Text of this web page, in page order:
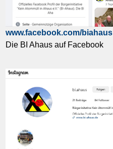
www.facebook.com/biahaus
Die BI Ahaus auf Facebook